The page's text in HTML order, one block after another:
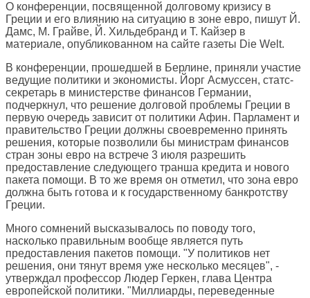
О конференции, посвященной долговому кризису в
Греции и его влиянию на ситуацию в зоне евро, пишут Й.
Дамс, М. Грайве, Й. Хильдебранд и Т. Кайзер в
материале, опубликованном на сайте газеты Die Welt.
В конференции, прошедшей в Берлине, приняли участие
ведущие политики и экономисты. Йорг Асмуссен, статс-
секретарь в министерстве финансов Германии,
подчеркнул, что решение долговой проблемы Греции в
первую очередь зависит от политики Афин. Парламент и
правительство Греции должны своевременно принять
решения, которые позволили бы министрам финансов
стран зоны евро на встрече 3 июля разрешить
предоставление следующего транша кредита и нового
пакета помощи. В то же время он отметил, что зона евро
должна быть готова и к государственному банкротству
Греции.
Много сомнений высказывалось по поводу того,
насколько правильным вообще является путь
предоставления пакетов помощи. "У политиков нет
решения, они тянут время уже несколько месяцев", -
утверждал профессор Людер Геркен, глава Центра
европейской политики. "Миллиарды, переведенные